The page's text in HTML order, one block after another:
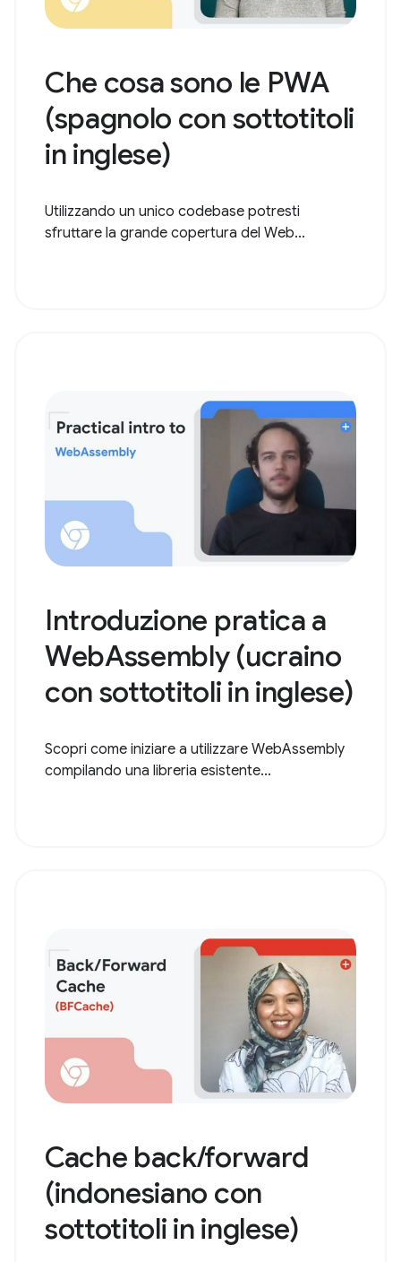
Che cosa sono le PWA
(spagnolo con sottotitoli
in inglese)
Utilizzando un unico codebase potresti
sfruttare la grande copertura del Web...
Introduzione pratica a
WebAssembly (ucraino
con sottotitoli in inglese)
Scopri come iniziare a utilizzare WebAssembly
compilando una libreria esistente...
Cache back/forward
(indonesiano con
sottotitoli in inglese)